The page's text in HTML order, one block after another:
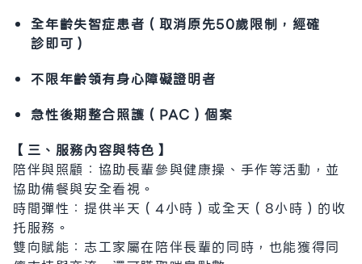
全年齡失智症患者（取消原先50歲限制，經確
診即可）
不限年齡領有身心障礙證明者
急性後期整合照護（PAC）個案
【三、服務內容與特色】
陪伴與照顧：協助長輩參與健康操、手作等活動，並
協助備餐與安全看視。
時間彈性：提供半天（4小時）或全天（8小時）的收
托服務。
雙向賦能：志工家屬在陪伴長輩的同時，也能獲得同